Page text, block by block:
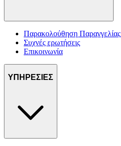
Παρακολούθηση Παραγγελίας
Συχνές ερωτήσεις
Επικοινωνία
ΥΠΗΡΕΣΙΕΣ